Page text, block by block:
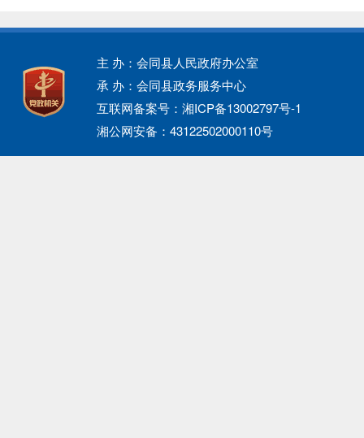
主 办：会同县人民政府办公室
承 办：会同县政务服务中心
互联网备案号：湘ICP备13002797号-1
湘公网安备：43122502000110号